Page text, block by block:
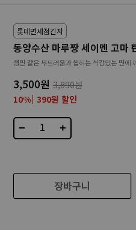
롯데면세점긴자
동양수산 마루짱 세이멘 고마
생면 같은 부드러움과 씹히는 식감있는 면에
3,500원 3,890원
10% 390원 할인
− +
장바구니